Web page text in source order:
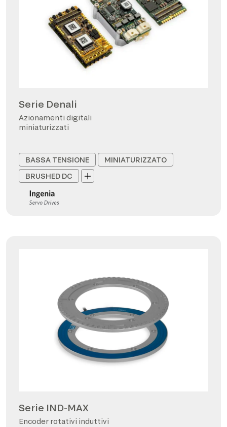
Serie Denali
Azionamenti digitali
miniaturizzati
BASSA TENSIONE
MINIATURIZZATO
BRUSHED DC
Serie IND-MAX
Encoder rotativi induttivi